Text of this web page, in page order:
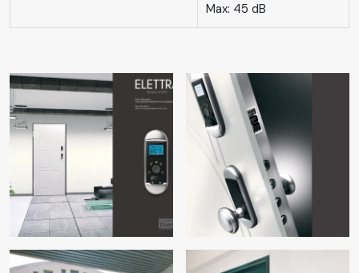
Max: 45 dB